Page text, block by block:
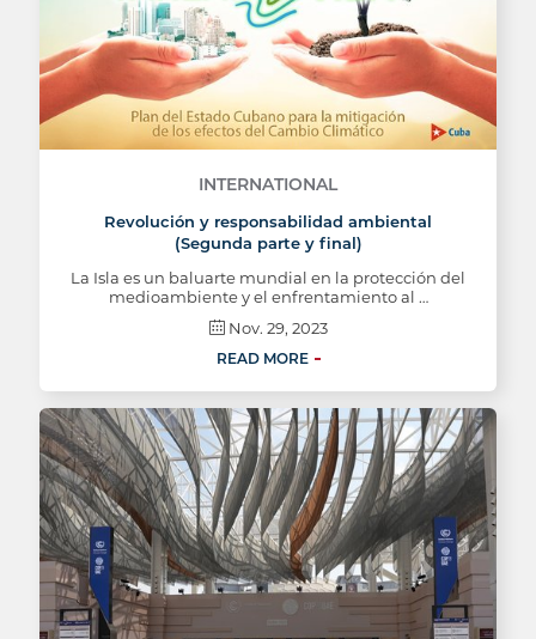
INTERNATIONAL
Revolución y responsabilidad ambiental
(Segunda parte y final)
La Isla es un baluarte mundial en la protección del
medioambiente y el enfrentamiento al …
Nov. 29, 2023
READ MORE